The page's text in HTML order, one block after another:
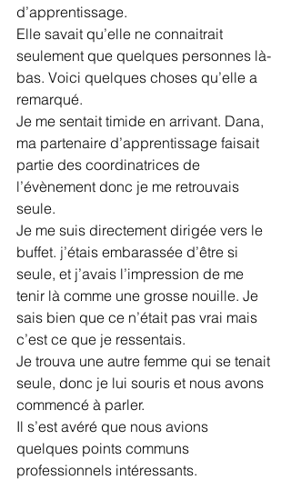
d’apprentissage.
Elle savait qu’elle ne connaitrait
seulement que quelques personnes là-
bas. Voici quelques choses qu’elle a
remarqué.
Je me sentait timide en arrivant. Dana,
ma partenaire d’apprentissage faisait
partie des coordinatrices de
l’évènement donc je me retrouvais
seule.
Je me suis directement dirigée vers le
buffet. j’étais embarassée d’être si
seule, et j’avais l’impression de me
tenir là comme une grosse nouille. Je
sais bien que ce n’était pas vrai mais
c’est ce que je ressentais.
Je trouva une autre femme qui se tenait
seule, donc je lui souris et nous avons
commencé à parler.
Il s’est avéré que nous avions
quelques points communs
professionnels intéressants.